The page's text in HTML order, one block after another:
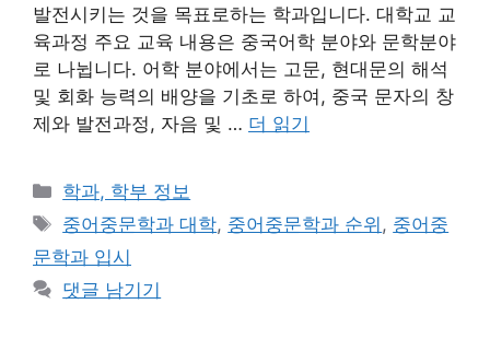
발전시키는 것을 목표로하는 학과입니다. 대학교 교
육과정 주요 교육 내용은 중국어학 분야와 문학분야
로 나뉩니다. 어학 분야에서는 고문, 현대문의 해석
및 회화 능력의 배양을 기초로 하여, 중국 문자의 창
제와 발전과정, 자음 및 … 더 읽기
카
테
리
학과, 학부 정보
태
그
중어중문학과 대학, 중어중문학과 순위 , 중어중
문학과 입시
댓글 남기기